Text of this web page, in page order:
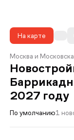
На карте
Москва и
2027 году
По умолчанию1